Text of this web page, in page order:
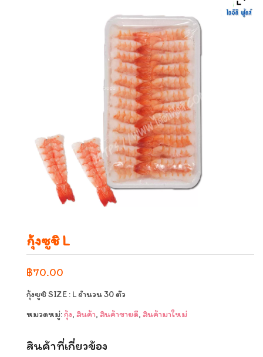
กุ้งซูชิ L
฿70.00
กุ้งซูซิ SIZE : L จำนวน 30 ตัว
หมวดหมู่:กุ้ง, สินค้า, สินค้าขายดี, สินค้ามาใหม่
สินค้าที่เกี่ยวข้อง